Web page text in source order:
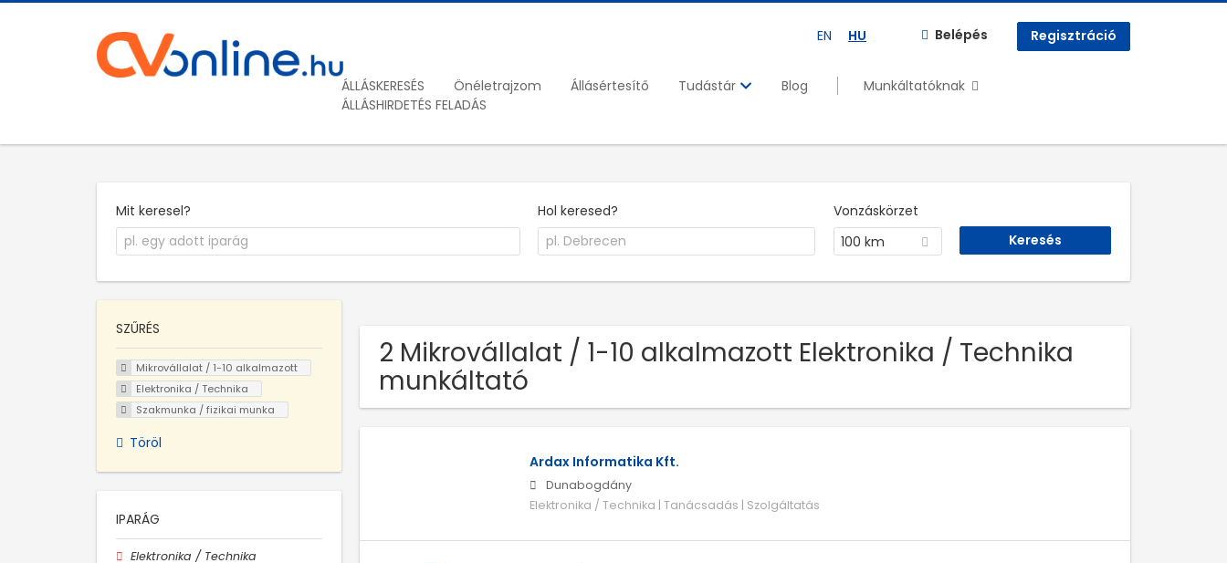
EN HU Belépés Regisztráció
ÁLLÁSKERESÉS Önéletrajzom Állásértesítő Tudástár Blog
Munkáltatóknak
ÁLLÁSHIRDETÉS FELADÁS
Mit keresel? Hol keresed?
Vonzáskörzet
100 km
2 Mikrovállalat / 1-10 alkalmazott Elektronika / Technika
munkáltató
Ardax Informatika Kft.
Dunabogdány
Elektronika / Technika | Tanácsadás | Szolgáltatás
SZŰRÉS
Mikrovállalat / 1-10 alkalmazott
Elektronika / Technika
Szakmunka / fizikai munka
Töröl
IPARÁG
Elektronika / Technika